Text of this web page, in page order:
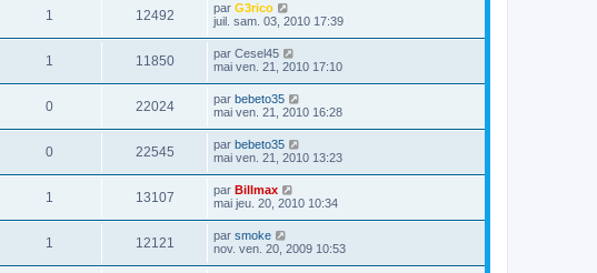
1 12492 par G3rico
juil. sam. 03, 2010 17:39
1 11850 par Cesel45
mai ven. 21, 2010 17:10
0 22024 par bebeto35
mai ven. 21, 2010 16:28
0 22545 par bebeto35
mai ven. 21, 2010 13:23
1 13107 par Billmax
mai jeu. 20, 2010 10:34
1 12121 par smoke
nov. ven. 20, 2009 10:53